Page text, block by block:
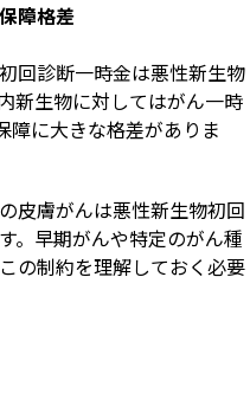
障格差
回診断一時金は悪性新生物
新生物に対してはがん一時
障に大きな格差がありま
皮膚がんは悪性新生物初回
。早期がんや特定のがん種
の制約を理解しておく必要